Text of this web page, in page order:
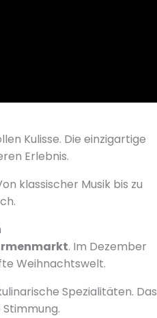
Kulisse. Die einzigartige
Erlebnis.
klassischer Musik bis zu
. Im Dezember
Weihnachtswelt.
Spezialitäten. Das